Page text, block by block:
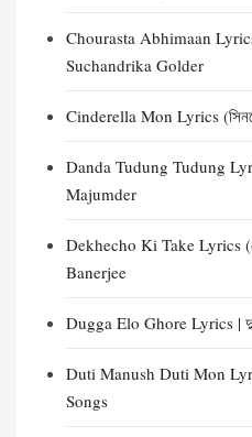
Chourasta Abhimaan Lyrics
Suchandrika Golder
Cinderella Mon Lyrics
Danda Tudung Tudung
Majumder
Dekhecho Ki Take Lyrics
Banerjee
Dugga Elo Ghore Lyrics |
Duti Manush Duti Mon
Songs